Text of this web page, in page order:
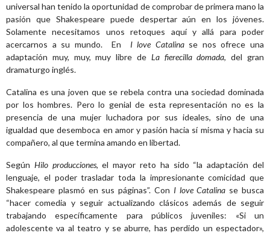
universal han tenido la oportunidad de comprobar de primera mano la
pasión que Shakespeare puede despertar aún en los jóvenes.
Solamente necesitamos unos retoques aquí y allá para poder
acercarnos a su mundo. En I love Catalinase nos ofrece una
adaptación muy, muy, muy libre de La fierecilla domada, del gran
dramaturgo inglés.
Catalina es una joven que se rebela contra una sociedad dominada
por los hombres. Pero lo genial de esta representación no es la
presencia de una mujer luchadora por sus ideales, sino de una
igualdad que desemboca en amor y pasión hacia sí misma y hacia su
compañero, al que termina amando en libertad.
Según Hilo producciones, el mayor reto ha sido “la adaptación del
lenguaje, el poder trasladar toda la impresionante comicidad que
Shakespeare plasmó en sus páginas”. Con I love Catalina se busca
“hacer comedia y seguir actualizando clásicos además de seguir
trabajando específicamente para públicos juveniles: «Si un
adolescente va al teatro y se aburre, has perdido un espectador»,